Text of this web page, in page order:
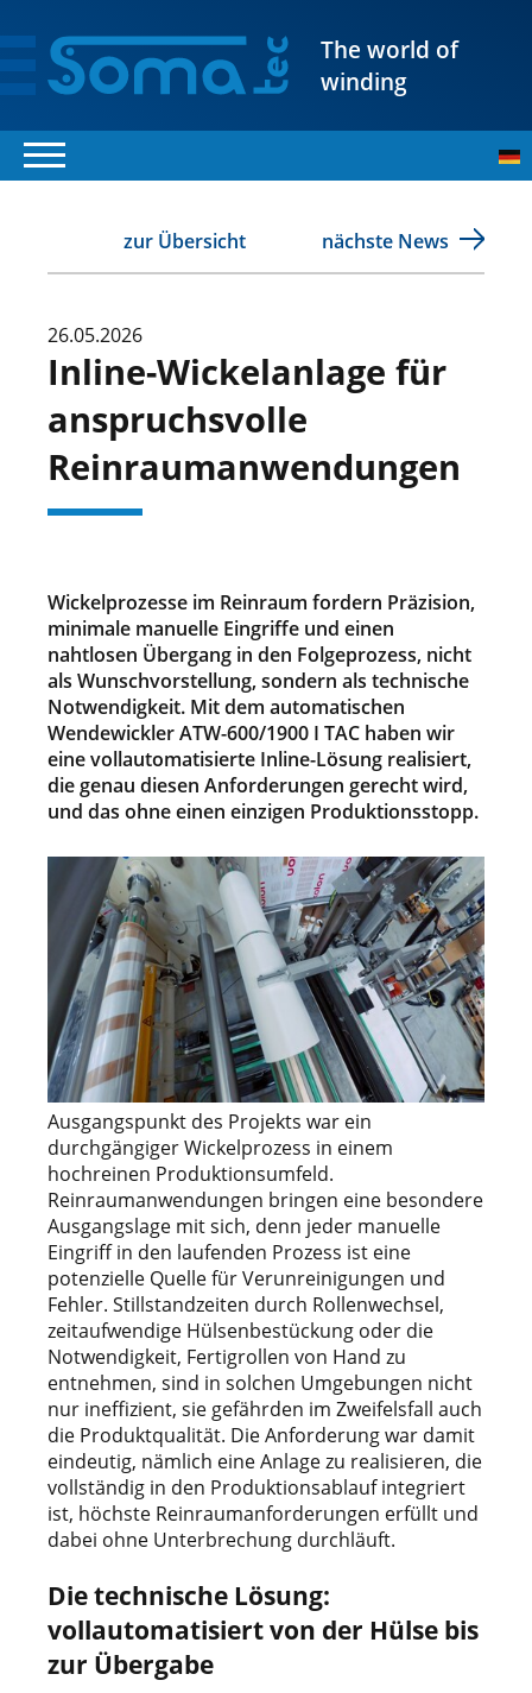
nächste News
zur Übersicht
26.05.2026
Inline-Wickelanlage für
anspruchsvolle
Reinraumanwendungen
Wickelprozesse im Reinraum fordern Präzision,
minimale manuelle Eingriffe und einen
nahtlosen Übergang in den Folgeprozess, nicht
als Wunschvorstellung, sondern als technische
Notwendigkeit. Mit dem automatischen
Wendewickler ATW-600/1900 I TAC haben wir
eine vollautomatisierte Inline-Lösung realisiert,
die genau diesen Anforderungen gerecht wird,
und das ohne einen einzigen Produktionsstopp.
Ausgangspunkt des Projekts war ein
durchgängiger Wickelprozess in einem
hochreinen Produktionsumfeld.
Reinraumanwendungen bringen eine besondere
Ausgangslage mit sich, denn jeder manuelle
Eingriff in den laufenden Prozess ist eine
potenzielle Quelle für Verunreinigungen und
Fehler. Stillstandzeiten durch Rollenwechsel,
zeitaufwendige Hülsenbestückung oder die
Notwendigkeit, Fertigrollen von Hand zu
entnehmen, sind in solchen Umgebungen nicht
nur ineffizient, sie gefährden im Zweifelsfall auch
die Produktqualität. Die Anforderung war damit
eindeutig, nämlich eine Anlage zu realisieren, die
vollständig in den Produktionsablauf integriert
ist, höchste Reinraumanforderungen erfüllt und
dabei ohne Unterbrechung durchläuft.
Die technische Lösung:
vollautomatisiert von der Hülse bis
zur Übergabe
The world of
winding